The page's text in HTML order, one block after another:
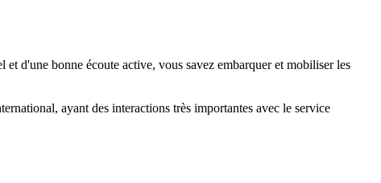
d'une bonne écoute active, vous savez embarquer et mobiliser les
ayant des interactions très importantes avec le service